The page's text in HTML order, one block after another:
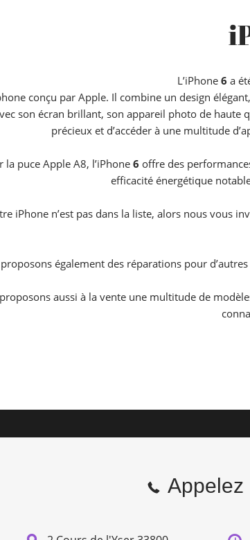
L’iPhone 6 a
conçu par Apple. Il combine un design
son écran brillant, son appareil photo de
précieux et d’accéder à une multitude
puce Apple A8, l’iPhone 6 offre des
efficacité énergétique
iPhone n’est pas dans la liste, alors nous vous
également des réparations pour
aussi à la vente une multitude de
Appelez